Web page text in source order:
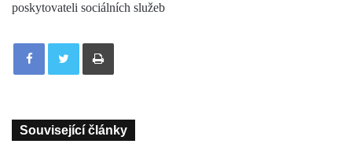
poskytovateli sociálních služeb
Tisknout
Související články